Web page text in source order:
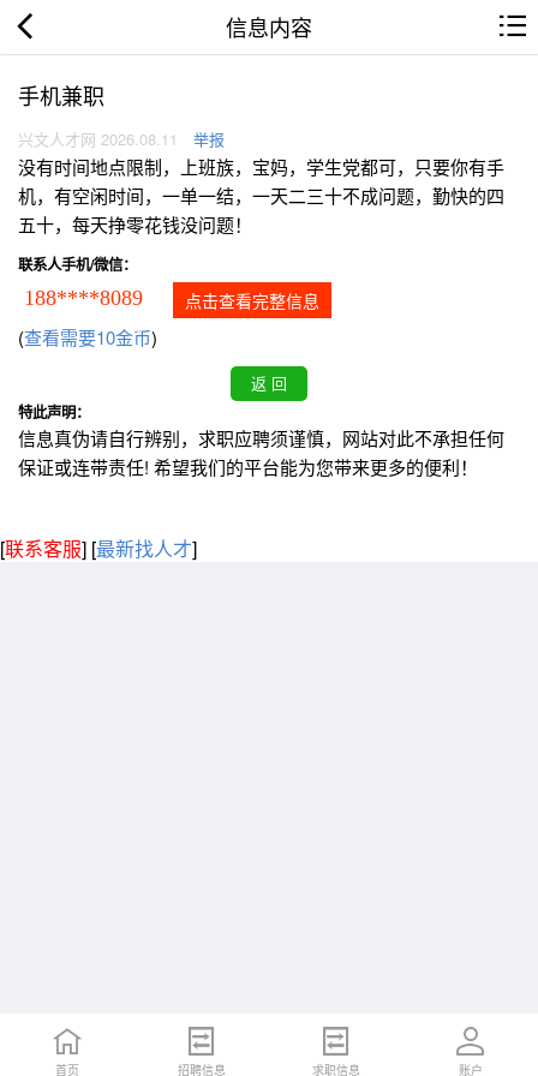
信息内容
手机兼职
兴文人才网 2026.08.11 举报
没有时间地点限制，上班族，宝妈，学生党都可，只要你有手
机，有空闲时间，一单一结，一天二三十不成问题，勤快的四
五十，每天挣零花钱没问题！
联系人手机/微信：
188****8089 点击查看完整信息
(查看需要10金币)
特此声明：
信息真伪请自行辨别，求职应聘须谨慎，网站对此不承担任何
保证或连带责任! 希望我们的平台能为您带来更多的便利！
[联系客服] [最新找人才]
首页 招聘信息 求职信息 账户